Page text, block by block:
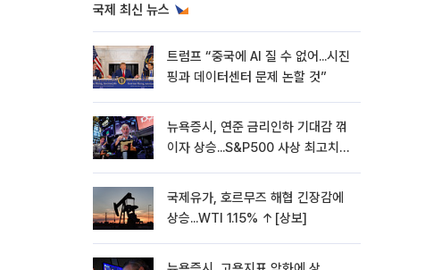
국제 최신 뉴스
트럼프 “중국에 AI 질 수 없어...시진
핑과 데이터센터 문제 논할 것”
뉴욕증시, 연준 금리인하 기대감 꺾
이자 상승...S&P500 사상 최고치
국제유가, 호르무즈 해협 긴장감에
상승...WTI 1.15% ↑[상보]